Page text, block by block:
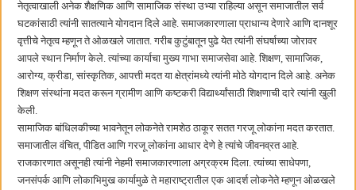
नेतृत्वाखाली अनेक शैक्षणिक आणि सामाजिक संस्था उभ्या राहिल्या असून समाजातील सर्व
घटकांसाठी त्यांनी सातत्याने योगदान दिले आहे. समाजकारणाला प्राधान्य देणारे आणि दानशूर
वृत्तीचे नेतृत्व म्हणून ते ओळखले जातात. गरीब कुटुंबातून पुढे येत त्यांनी संघर्षाच्या जोरावर
आपले स्थान निर्माण केले. त्यांच्या कार्याचा मुख्य गाभा समाजसेवा आहे. शिक्षण, सामाजिक,
आरोग्य, क्रीडा, सांस्कृतिक, आपत्ती मदत या क्षेत्रांमध्ये त्यांनी मोठे योगदान दिले आहे. अनेक
शिक्षण संस्थांना मदत करून ग्रामीण आणि कष्टकरी विद्यार्थ्यांसाठी शिक्षणाची दारे त्यांनी खुली
केली.
सामाजिक बांधिलकीच्या भावनेतून लोकनेते रामशेठ ठाकूर सतत गरजू लोकांना मदत करतात.
समाजातील वंचित, पीडित आणि गरजू लोकांना आधार देणे हे त्यांचे जीवनव्रत आहे.
राजकारणात असूनही त्यांनी नेहमी समाजकारणाला अग्रक्रम दिला. त्यांच्या साधेपणा,
जनसंपर्क आणि लोकाभिमुख कार्यामुळे ते महाराष्ट्रातील एक आदर्श लोकनेते म्हणून ओळखले